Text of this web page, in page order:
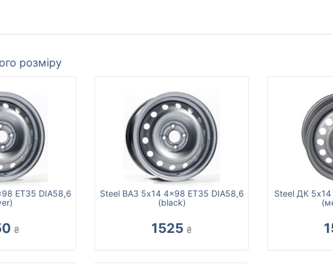
розміру
ET35 DIA58,6
₴
Steel ВАЗ 5x14 4x98 ET35 DIA58,6
(black)
1525 ₴
Steel ДК